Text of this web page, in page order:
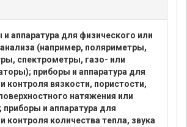
и аппаратура для физического или
(например, поляриметры,
спектрометры, газо- или
приборы и аппаратура для
контроля вязкости, пористости,
натяжения или
и аппаратура для
контроля количества тепла, звука